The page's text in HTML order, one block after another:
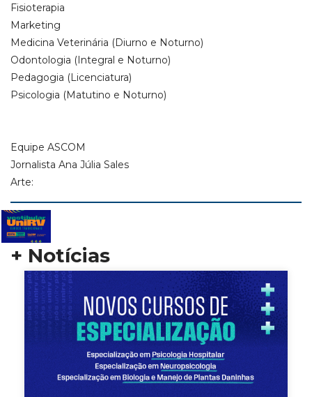
Fisioterapia
Marketing
Medicina Veterinária (Diurno e Noturno)
Odontologia (Integral e Noturno)
Pedagogia (Licenciatura)
Psicologia (Matutino e Noturno)
Equipe ASCOM
Jornalista Ana Júlia Sales
Arte:
+ Notícias